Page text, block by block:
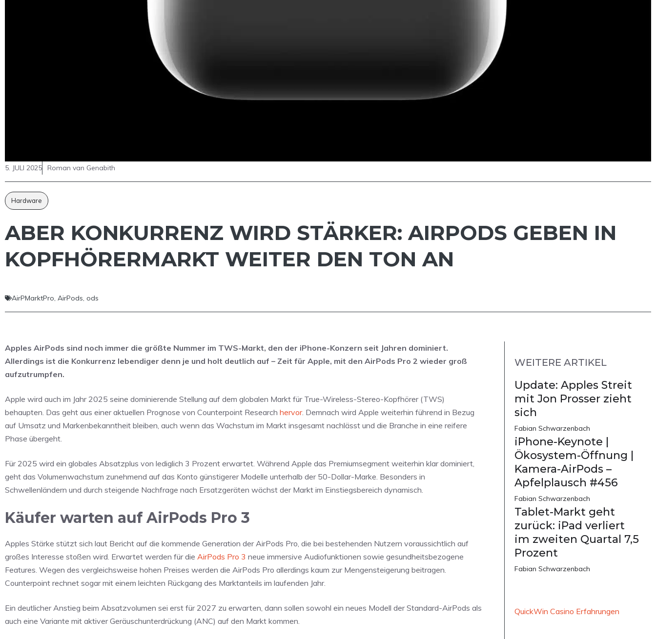
5. JULI 2025 Roman van Genabith
Hardware
ABER KONKURRENZ WIRD STÄRKER: AIRPODS GEBEN IN
KOPFHÖRERMARKT WEITER DEN TON AN
AirPMarktPro, AirPods, ods
Apples AirPods sind noch immer die größte Nummer im TWS-Markt, den der iPhone-Konzern seit Jahren dominiert.
Allerdings ist die Konkurrenz lebendiger denn je und holt deutlich auf – Zeit für Apple, mit den AirPods Pro 2 wieder groß
aufzutrumpfen.
Apple wird auch im Jahr 2025 seine dominierende Stellung auf dem globalen Markt für True-Wireless-Stereo-Kopfhörer (TWS)
behaupten. Das geht aus einer aktuellen Prognose von Counterpoint Research hervor. Demnach wird Apple weiterhin führend in Bezug
auf Umsatz und Markenbekanntheit bleiben, auch wenn das Wachstum im Markt insgesamt nachlässt und die Branche in eine reifere
Phase übergeht.
Für 2025 wird ein globales Absatzplus von lediglich 3 Prozent erwartet. Während Apple das Premiumsegment weiterhin klar dominiert,
geht das Volumenwachstum zunehmend auf das Konto günstigerer Modelle unterhalb der 50-Dollar-Marke. Besonders in
Schwellenländern und durch steigende Nachfrage nach Ersatzgeräten wächst der Markt im Einstiegsbereich dynamisch.
Käufer warten auf AirPods Pro 3
Apples Stärke stützt sich laut Bericht auf die kommende Generation der AirPods Pro, die bei bestehenden Nutzern voraussichtlich auf
großes Interesse stoßen wird. Erwartet werden für die AirPods Pro 3 neue immersive Audiofunktionen sowie gesundheitsbezogene
Features. Wegen des vergleichsweise hohen Preises werden die AirPods Pro allerdings kaum zur Mengensteigerung beitragen.
Counterpoint rechnet sogar mit einem leichten Rückgang des Marktanteils im laufenden Jahr.
Ein deutlicher Anstieg beim Absatzvolumen sei erst für 2027 zu erwarten, dann sollen sowohl ein neues Modell der Standard-AirPods als
auch eine Variante mit aktiver Geräuschunterdrückung (ANC) auf den Markt kommen.
WEITERE ARTIKEL
Update: Apples Streit
mit Jon Prosser zieht
sich
Fabian Schwarzenbach
iPhone-Keynote |
Ökosystem-Öffnung |
Kamera-AirPods –
Apfelplausch #456
Fabian Schwarzenbach
Tablet-Markt geht
zurück: iPad verliert
im zweiten Quartal 7,5
Prozent
Fabian Schwarzenbach
QuickWin Casino Erfahrungen